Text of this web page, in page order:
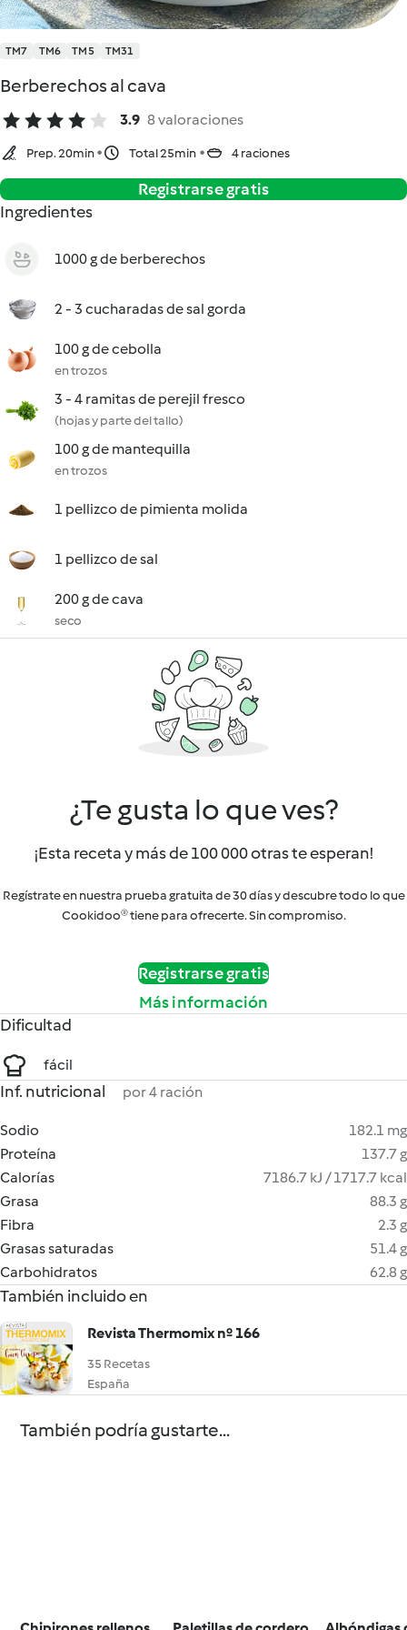
TM7 TM6 TM5 TM31
Berberechos al cava
3.9 8 valoraciones
Prep. 20min Total 25min 4 raciones
Registrarse gratis
Ingredientes
1000 g de berberechos
2 - 3 cucharadas de sal gorda
100 g de cebolla
en trozos
3 - 4 ramitas de perejil fresco
(hojas y parte del tallo)
100 g de mantequilla
en trozos
1 pellizco de pimienta molida
1 pellizco de sal
200 g de cava
seco
¿Te gusta lo que ves?
¡Esta receta y más de 100 000 otras te esperan!
Regístrate en nuestra prueba gratuita de 30 días y descubre todo lo que
Cookidoo® tiene para ofrecerte. Sin compromiso.
Registrarse gratis
Más información
Dificultad
fácil
Inf. nutricional por 4 ración
Sodio
182.1 mg
Proteína
137.7 g
Calorías
7186.7 kJ / 1717.7 kcal
Grasa
88.3 g
Fibra
2.3 g
Grasas saturadas
51.4 g
Carbohidratos
62.8 g
También incluido en
Revista Thermomix nº 166
35 Recetas
España
También podría gustarte...